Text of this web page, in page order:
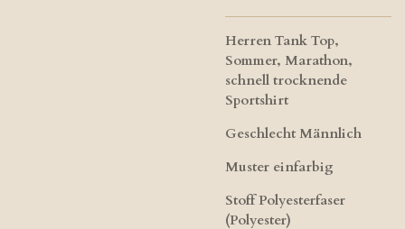
Herren Tank Top,
Sommer, Marathon,
schnell trocknende
Sportshirt
Geschlecht Männlich
Muster einfarbig
Stoff Polyesterfaser
(Polyester)